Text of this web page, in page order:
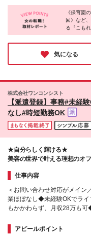
《保育園
回》など
る『こも
盛り上が
ており、
いでしょ
しさを活
気になる
株式会社ワンコンシスト
【派遣登録】事務#未経
なし#時短勤務OK
★自分らしく輝ける★
美容の世界で叶える理想のオ
仕事内容
＜お問い合わせ対応がメイ
業ほぼなし◆未経験OKでラ
もかかわらず、月収28万も
夏季休暇あり
アピールポイント